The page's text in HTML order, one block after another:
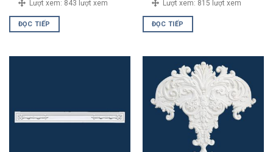
Lượt xem: 843 lượt xem
ĐỌC TIẾP
Lượt xem: 815 lượt xem
ĐỌC TIẾP